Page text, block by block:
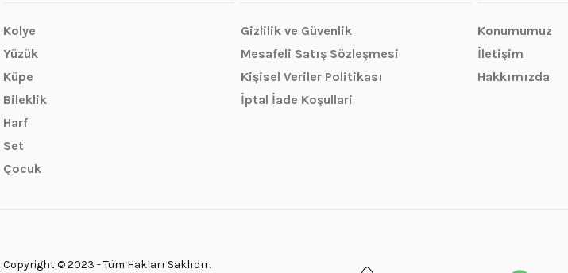
Kolye
Yüzük
Küpe
Bileklik
Harf
Set
Çocuk
Gizlilik ve Güvenlik
Mesafeli Satış Sözleşmesi
Kişisel Veriler Politikası
İptal İade Koşullari
Konumumuz
İletişim
Hakkımızda
Copyright © 2023 - Tüm Hakları Saklıdır.